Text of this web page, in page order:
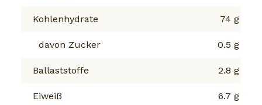
Kohlenhydrate 74 g
davon Zucker 0.5 g
Ballaststoffe 2.8 g
Eiweiß 6.7 g